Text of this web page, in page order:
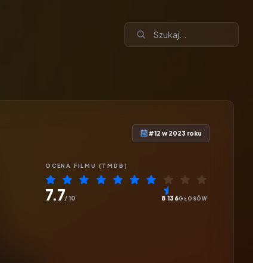
#12 w 2023 roku
OCENA FILMU (TMDB)
7.7/ 10 8 136GŁOSÓW